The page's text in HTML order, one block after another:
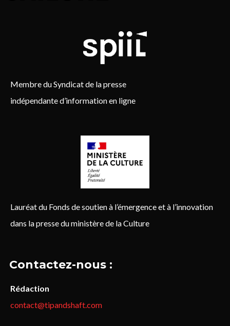
Membre du Syndicat de la presse
indépendante d’information en ligne
Lauréat du Fonds de soutien à l’émergence et à l’innovation
dans la presse du ministère de la Culture
Contactez-nous :
Rédaction
contact@tipandshaft.com